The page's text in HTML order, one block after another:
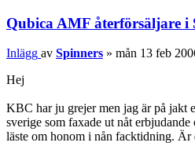
Qubica AMF återförsäljare i
Inlägg av Spinners » mån 13 feb
Hej
KBC har ju grejer men jag är på jakt
sverige som faxade ut nåt
läste om honom i nån facktidning. Är